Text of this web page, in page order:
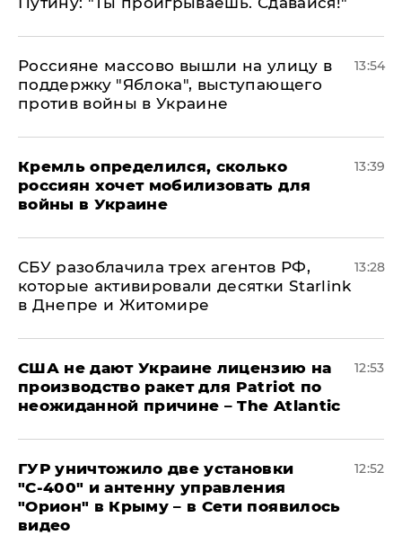
Россияне массово вышли на улицу в
поддержку "Яблока", выступающего
против войны в Украине
13:54
Кремль определился, сколько
россиян хочет мобилизовать для
войны в Украине
13:39
СБУ разоблачила трех агентов РФ,
которые активировали десятки Starlink
в Днепре и Житомире
13:28
США не дают Украине лицензию на
производство ракет для Patriot по
неожиданной причине – The Atlantic
12:53
ГУР уничтожило две установки
"С‑400" и антенну управления
"Орион" в Крыму – в Сети появилось
видео
12:52